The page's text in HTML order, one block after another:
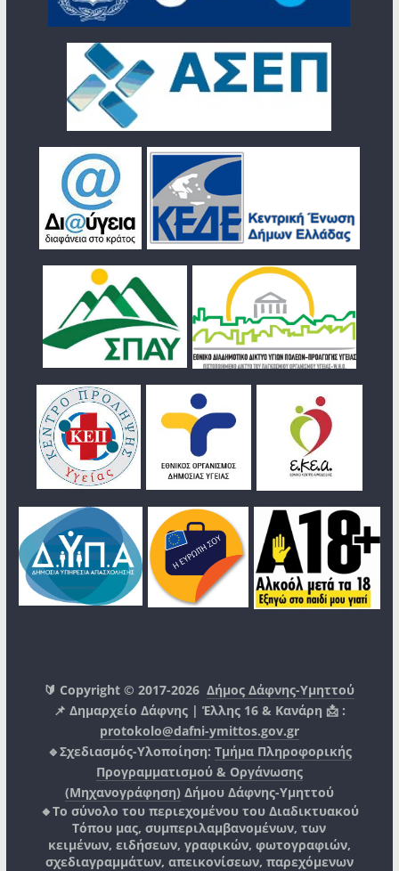
🔰 Copyright © 2017-2026Δήμος Δάφνης-Υμηττού
📌 Δημαρχείο Δάφνης | Έλλης 16 & Κανάρη 📩 :
protokolo@dafni-ymittos.gov.gr
🔹Σχεδιασμός-Υλοποίηση: Τμήμα Πληροφορικής
Προγραμματισμού & Οργάνωσης
(Μηχανογράφηση) Δήμου Δάφνης-Υμηττού
🔸Το σύνολο του περιεχομένου του Διαδικτυακού
Τόπου μας, συμπεριλαμβανομένων, των
κειμένων, ειδήσεων, γραφικών, φωτογραφιών,
σχεδιαγραμμάτων, απεικονίσεων, παρεχόμενων